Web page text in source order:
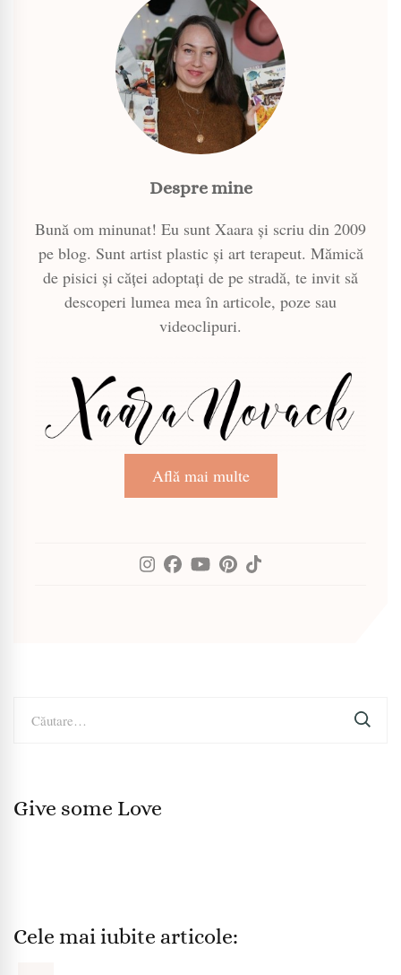
Despre mine
Bună om minunat! Eu sunt Xaara și scriu din 2009
pe blog. Sunt artist plastic și art terapeut. Mămică
de pisici și căței adoptați de pe stradă, te invit să
descoperi lumea mea în articole, poze sau
videoclipuri.
Află mai multe
după:
Give some Love
Cele mai iubite articole: